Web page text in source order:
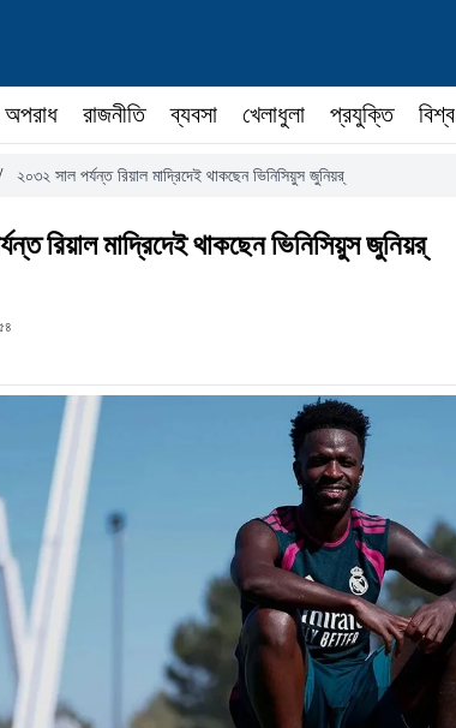
অপরাধ রাজনীতি ব্যবসা খেলাধুলা প্রযুক্তি বিশ্ব
২০৩২ সাল পর্যন্ত রিয়াল মাদ্রিদেই থাকছেন ভিনিসিয়ুস জুনিয়র্
রিয়াল মাদ্রিদেই থাকছেন ভিনিসিয়ুস জুনিয়র্